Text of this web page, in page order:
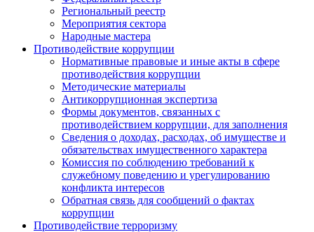
Региональный реестр
Мероприятия сектора
Народные мастера
Противодействие коррупции
Нормативные правовые и иные акты в сфере
противодействия коррупции
Методические материалы
Антикоррупционная экспертиза
Формы документов, связанных с
противодействием коррупции, для заполнения
Сведения о доходах, расходах, об имуществе и
обязательствах имущественного характера
Комиссия по соблюдению требований к
служебному поведению и урегулированию
конфликта интересов
Обратная связь для сообщений о фактах
коррупции
Противодействие терроризму